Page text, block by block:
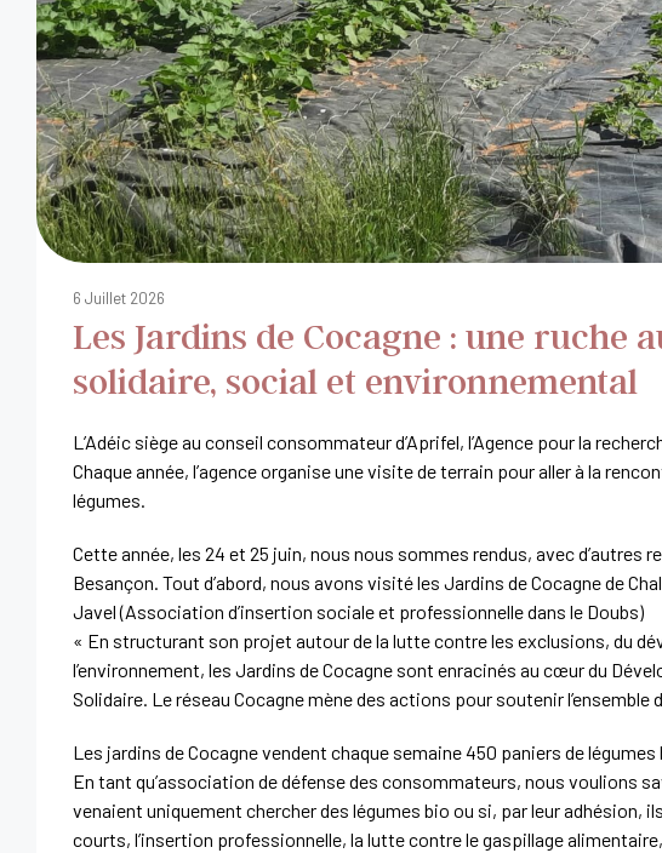
6 Juillet 2026
Les Jardins de Cocagne : une ruche
solidaire, social et environnemental
L’Adéic siège au conseil consommateur d’Aprifel, l’Agence pour la
Chaque année, l’agence organise une visite de terrain pour aller à la
légumes.
Cette année, les 24 et 25 juin, nous nous sommes rendus, avec
Besançon. Tout d’abord, nous avons visité les Jardins de Cocagne de
Javel (Association d’insertion sociale et professionnelle dans le Doubs)
« En structurant son projet autour de la lutte contre les exclusions, du
l’environnement, les Jardins de Cocagne sont enracinés au cœur du
Solidaire. Le réseau Cocagne mène des actions pour soutenir l’ensemble
Les jardins de Cocagne vendent chaque semaine 450 paniers de
En tant qu’association de défense des consommateurs, nous voulions
venaient uniquement chercher des légumes bio ou si, par leur adhésion,
courts, l’insertion professionnelle, la lutte contre le gaspillage